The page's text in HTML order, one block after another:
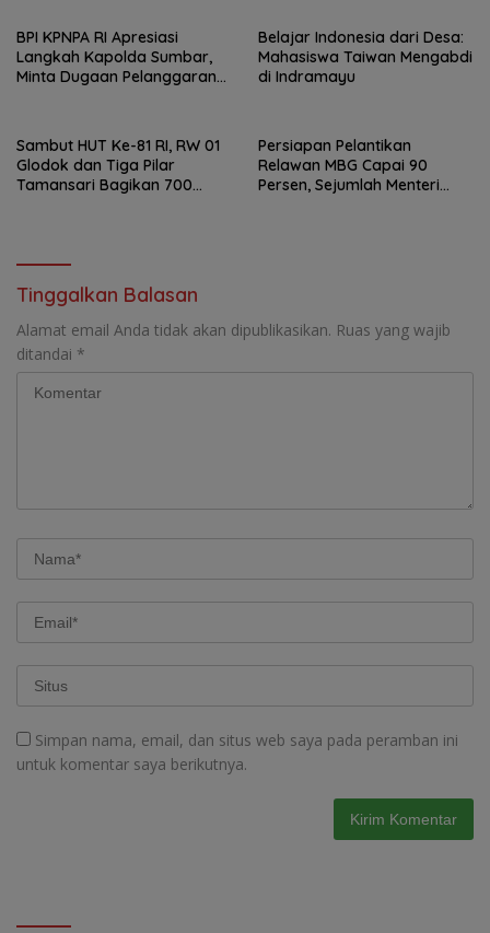
BPI KPNPA RI Apresiasi
Langkah Kapolda Sumbar,
Minta Dugaan Pelanggaran
Belajar Indonesia dari Desa:
Mahasiswa Taiwan Mengabdi
di Indramayu
Sambut HUT Ke-81 RI, RW 01
Glodok dan Tiga Pilar
Tamansari Bagikan 700
Persiapan Pelantikan
Relawan MBG Capai 90
Persen, Sejumlah Menteri
Tinggalkan Balasan
Alamat email Anda tidak akan dipublikasikan. Ruas yang wajib
ditandai *
Simpan nama, email, dan situs web saya pada peramban ini
untuk komentar saya berikutnya.